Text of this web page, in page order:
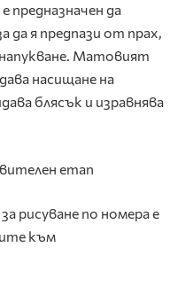
предназначен да
да я предпази от прах,
Матовият
насищане на
блясък и изравнява
етап
рисуване по номера е
към